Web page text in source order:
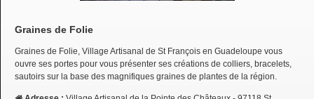
Graines de Folie
Graines de Folie, Village Artisanal de St François en Guadeloupe vous
ouvre ses portes pour vous présenter ses créations de colliers, bracelets,
sautoirs sur la base des magnifiques graines de plantes de la région.